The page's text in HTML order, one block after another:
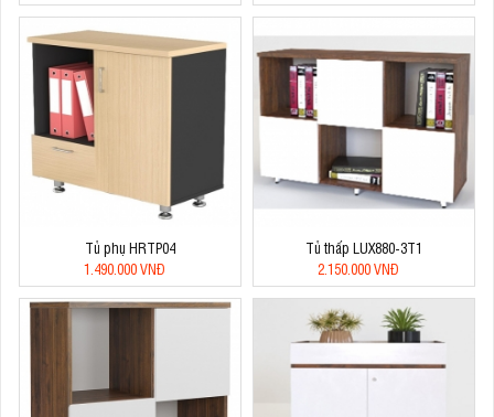
Tủ phụ HRTP04
1.490.000 VNĐ
Tủ thấp LUX880-3T1
2.150.000 VNĐ